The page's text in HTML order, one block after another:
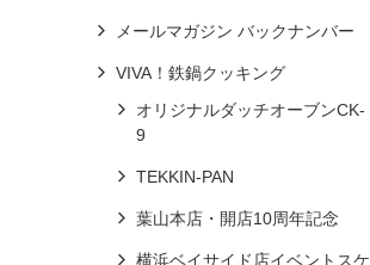
メールマガジン バックナンバー
VIVA！鉄鍋クッキング
オリジナルダッチオーブンCK-
9
TEKKIN-PAN
葉山本店・開店10周年記念
横浜ベイサイド店イベントスケ